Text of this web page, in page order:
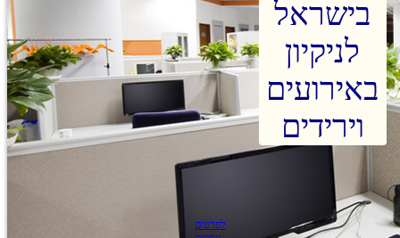
בישראל
לניקיון
באירועים
וירידים
לפרטים